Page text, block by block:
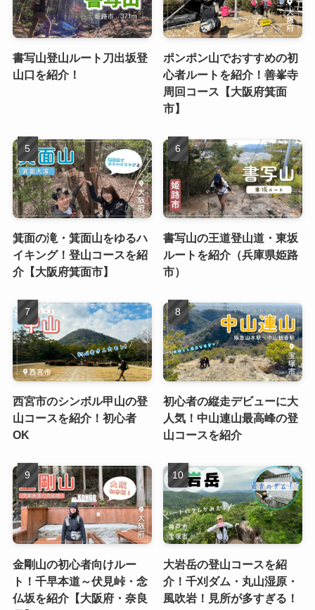
書写山登山ルート刀出坂登
山口を紹介！
ポンポン山でおすすめの初
心者ルートを紹介！善峯寺
周回コース【大阪府箕面
市】
箕面の滝・箕面山をゆるハ
イキング！登山コースを紹
介【大阪府箕面市】
書写山の王道登山道・東坂
ルートを紹介（兵庫県姫路
市）
西宮市のシンボル甲山の登
山コースを紹介！初心者
OK
初心者の縦走デビューに大
人気！中山連山最高峰の登
山コースを紹介
金剛山の初心者向けルー
ト！千早本道～伏見峠・念
仏坂を紹介【大阪府・奈良
大岩岳の登山コースを紹
介！千刈ダム・丸山湿原・
風吹岩！見所が多すぎる！